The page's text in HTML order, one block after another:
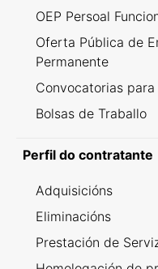
OEP Persoal
Oferta Pública de
Permanente
Convocatorias
Bolsas de Traballo
Perfil do contratante
Adquisicións
Eliminacións
Prestación de